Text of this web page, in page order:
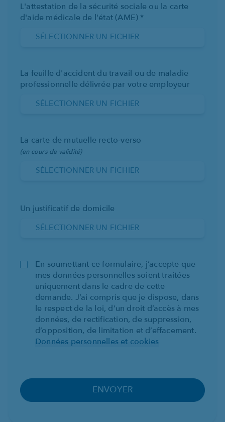
L'attestation de la sécurité sociale ou la carte
d'aide médicale de l'état (AME) *
SÉLECTIONNER UN FICHIER
La feuille d'accident du travail ou de maladie
professionnelle délivrée par votre employeur
SÉLECTIONNER UN FICHIER
La carte de mutuelle recto-verso
(en cours de validité)
SÉLECTIONNER UN FICHIER
Un justificatif de domicile
SÉLECTIONNER UN FICHIER
En soumettant ce formulaire, j’accepte que
mes données personnelles soient traitées
uniquement dans le cadre de cette
demande. J’ai compris que je dispose, dans
le respect de la loi, d’un droit d’accès à mes
données, de rectification, de suppression,
d’opposition, de limitation et d’effacement.
Données personnelles et cookies
e
ENVOYER